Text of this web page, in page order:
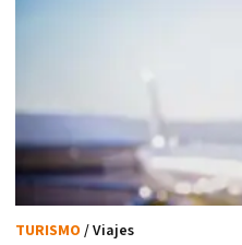
TURISMO / Viajes